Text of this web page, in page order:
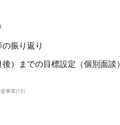
振り返り
）までの目標設定（個別面談）
事業(12)